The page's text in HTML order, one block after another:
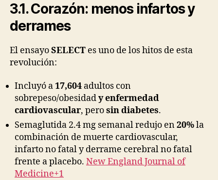
3.1. Corazón: menos infartos y
derrames
El ensayoSELECT es uno de los hitos de esta
revolución:
Incluyó a17,604 adultos con
sobrepeso/obesidady enfermedad
cardiovascular, perosin diabetes.
Semaglutida 2.4 mg semanal redujo en20%la
combinación de muerte cardiovascular,
infarto no fatal y derrame cerebral no fatal
frente a placebo. New England Journal of
Medicine+1